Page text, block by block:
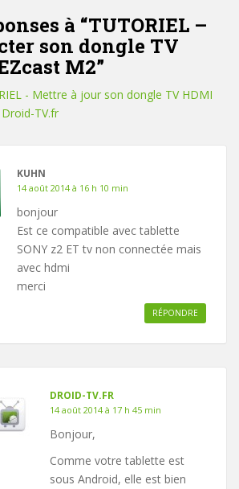
à “TUTORIEL –
son dongle TV
M2”
- Mettre à jour son dongle TV HDMI
TV.fr
KUHN
14 août 2014 à 16 h 10 min
bonjour
Est ce compatible avec tablette
SONY z2 ET tv non connectée mais
avec hdmi
merci
RÉPONDRE
DROID-TV.FR
14 août 2014 à 17 h 45 min
Bonjour,
Comme votre tablette est
sous Android, elle est bien